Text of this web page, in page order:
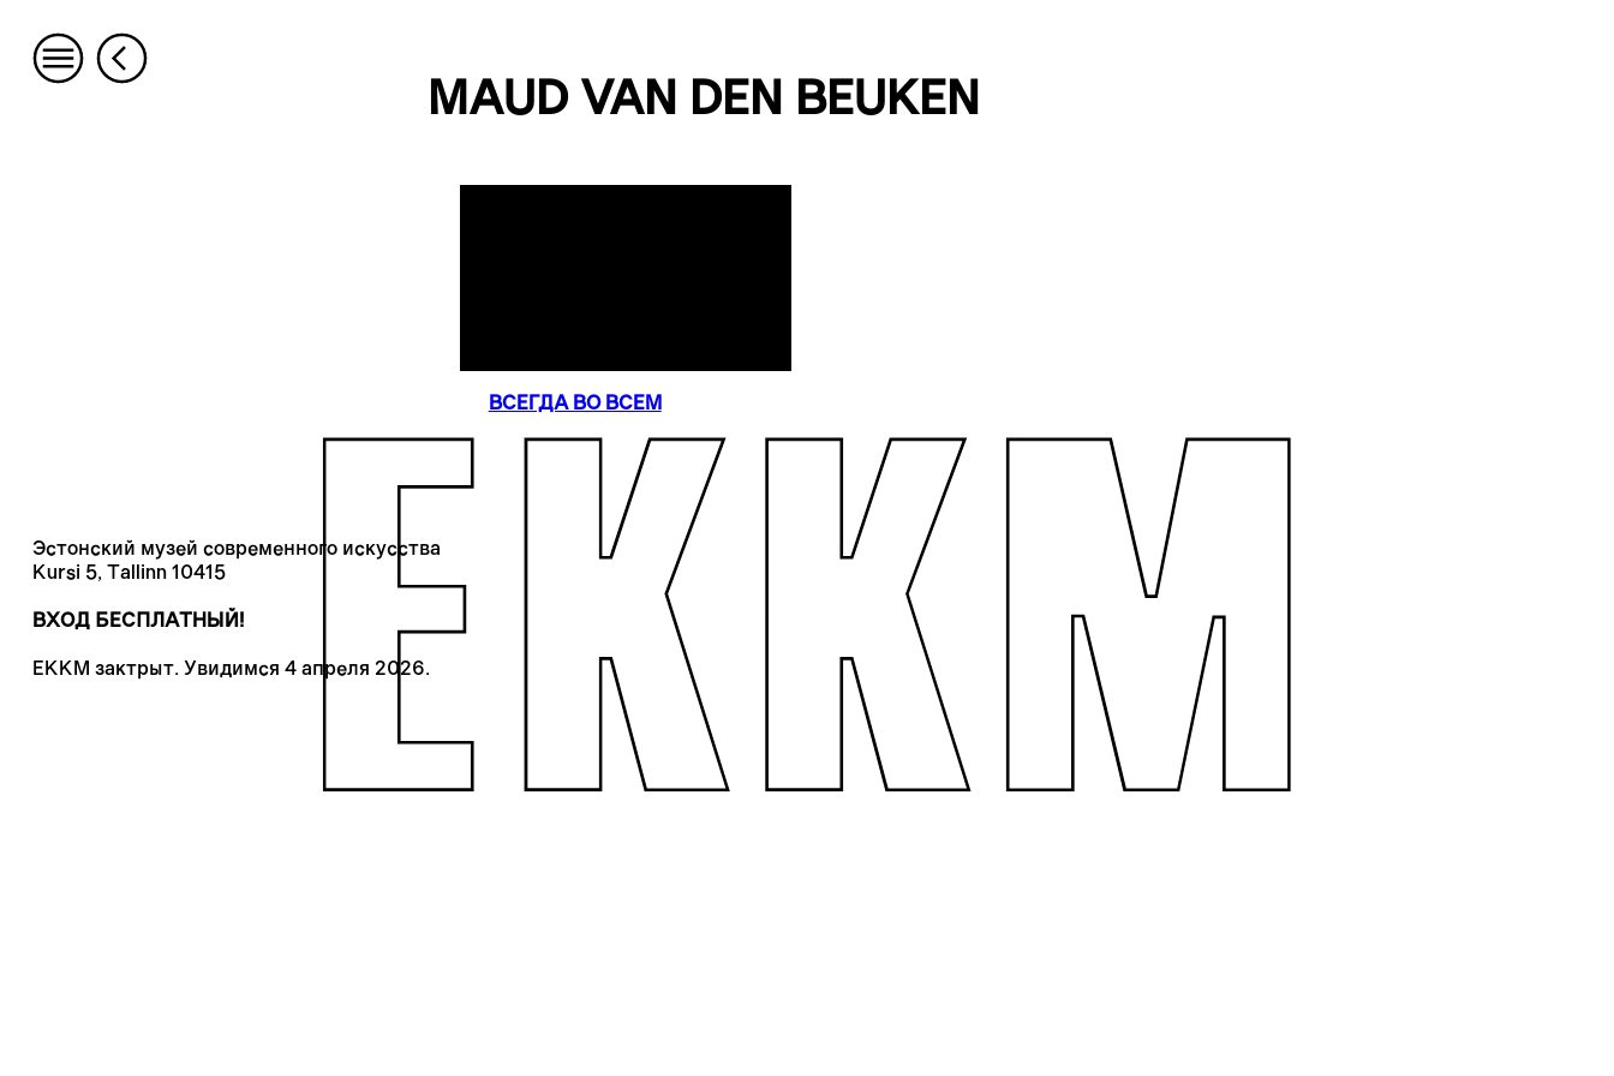
MAUD VAN DEN BEUKEN
ВСЕГДА ВО ВСЕМ
Эстонский музей современного искусства
Kursi 5, Tallinn 10415
ВХОД БЕСПЛАТНЫЙ!
ЕККМ зактрыт. Увидимся 4 апреля 2026.